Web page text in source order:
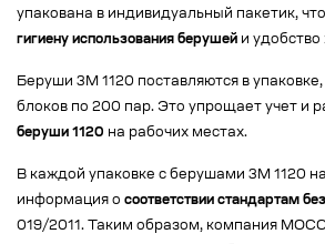
упакована в индивидуальный пакетик,
гигиену использования берушей и удобство
Беруши 3M 1120 поставляются в
блоков по 200 пар. Это упрощает учет и
беруши 1120 на рабочих местах.
В каждой упаковке с берушами 3M 1120
информация о соответствии стандартам
019/2011. Таким образом, компания